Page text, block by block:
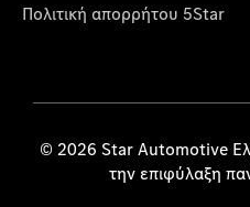
Πολιτική απορρήτου 5Star
© 2026 Star Automotive
την επιφύλαξη